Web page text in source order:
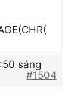
sáng
#1504